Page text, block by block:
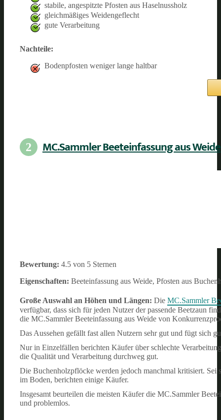
stabile, angespitzte Pfosten aus Haselnussholz
gleichmäßiges Weidengeflecht
gute Verarbeitung
Nachteile:
Bodenpfosten weniger lange haltbar
2 MC.Sammler Beeteinfassung aus Weide
Bewertung: 4.5 von 5 Sternen
Eigenschaften: Beeteinfassung aus Weide, Pfosten aus
Große Auswahl an Höhen und Längen: Die MC.Sammler
verfügbar, dass sich für jeden Nutzer der passende Beetzaun
die MC.Sammler Beeteinfassung aus Weide von
Das Aussehen gefällt fast allen Nutzern sehr gut und fügt sich
Nur in Einzelfällen berichten Käufer über schlechte
die Qualität und Verarbeitung durchweg gut.
Die Buchenholzpflöcke werden jedoch manchmal kritisiert. Sei
im Boden, berichten einige Käufer.
Insgesamt beurteilen die meisten Käufer die MC.Sammler
und problemlos.